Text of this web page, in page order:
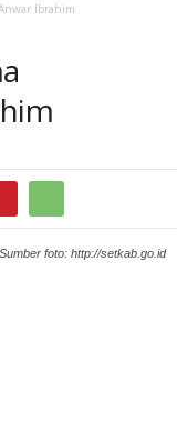
Ibrahim
Sumber foto: http://setkab.go.id